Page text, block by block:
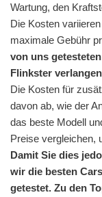
Wartung, den
Die Kosten
maximale Gebühr
von uns
Flinkster
Die Kosten für
davon ab, wie der
das beste Modell
Preise vergleichen,
Damit Sie dies
wir die besten
getestet. Zu den